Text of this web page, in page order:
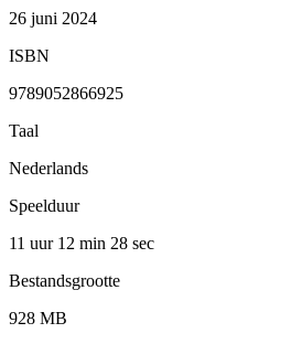
26 juni 2024
ISBN
9789052866925
Taal
Nederlands
Speelduur
11 uur 12 min 28 sec
Bestandsgrootte
928 MB